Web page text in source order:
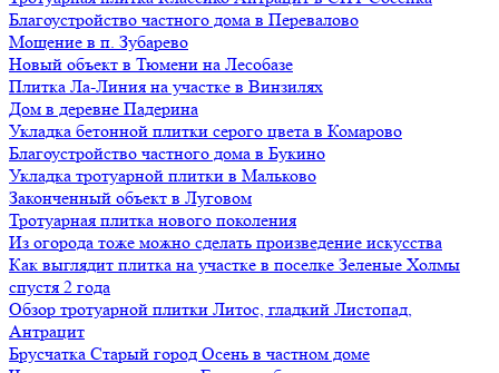
Благоустройство частного дома в Перевалово
Мощение в п. Зубарево
Новый объект в Тюмени на Лесобазе
Плитка Ла-Линия на участке в Винзилях
Дом в деревне Падерина
Укладка бетонной плитки серого цвета в Комарово
Благоустройство частного дома в Букино
Укладка тротуарной плитки в Мальково
Законченный объект в Луговом
Тротуарная плитка нового поколения
Из огорода тоже можно сделать произведение искусства
Как выглядит плитка на участке в поселке Зеленые Холмы
спустя 2 года
Обзор тротуарной плитки Литос, гладкий Листопад,
Антрацит
Брусчатка Старый город Осень в частном доме